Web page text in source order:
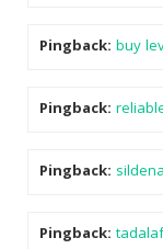
Pingback: buy
Pingback:
Pingback:
Pingback: